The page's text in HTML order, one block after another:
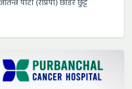
पार्टी (राप्रपा) छोडेर छुट्टै